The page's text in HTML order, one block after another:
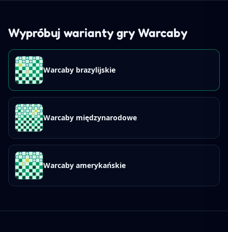
Wypróbuj warianty gry Warcaby
Warcaby brazylijskie
Warcaby międzynarodowe
Warcaby amerykańskie